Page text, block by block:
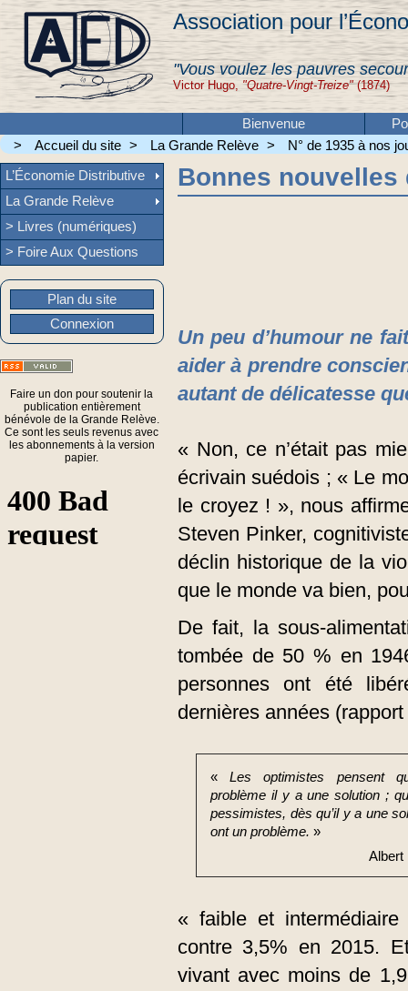
Association pour
"Vous voulez les pauvres
Victor Hugo, "Quatre-Vingt-Treize"(1874)
Bienvenue
>
Accueil du site > La Grande Relève > N° de 1935 à nos
Bonnes nouvelles
Un peu d’humour ne
aider à prendre
autant de délicatesse
« Non, ce n’était pas
écrivain suédois ; « Le
le croyez ! », nous
Steven Pinker,
déclin historique de la
que le monde va bien,
De fait, la sous-
tombée de 50 % en
personnes ont été
dernières années
«Les optimistes pensent
problème il y a une solution ;
pessimistes, dès qu’il y a une
ont un problème. »
Albert
« faible et
contre 3,5% en 2015.
vivant avec moins de
L’Économie Distributive
La Grande Relève
> Livres (numériques)
> Foire Aux Questions
Plan du site
Connexion
Faire un don pour soutenir la
publication entièrement
bénévole de la Grande Relève.
Ce sont les seuls revenus avec
les abonnements à la version
papier.